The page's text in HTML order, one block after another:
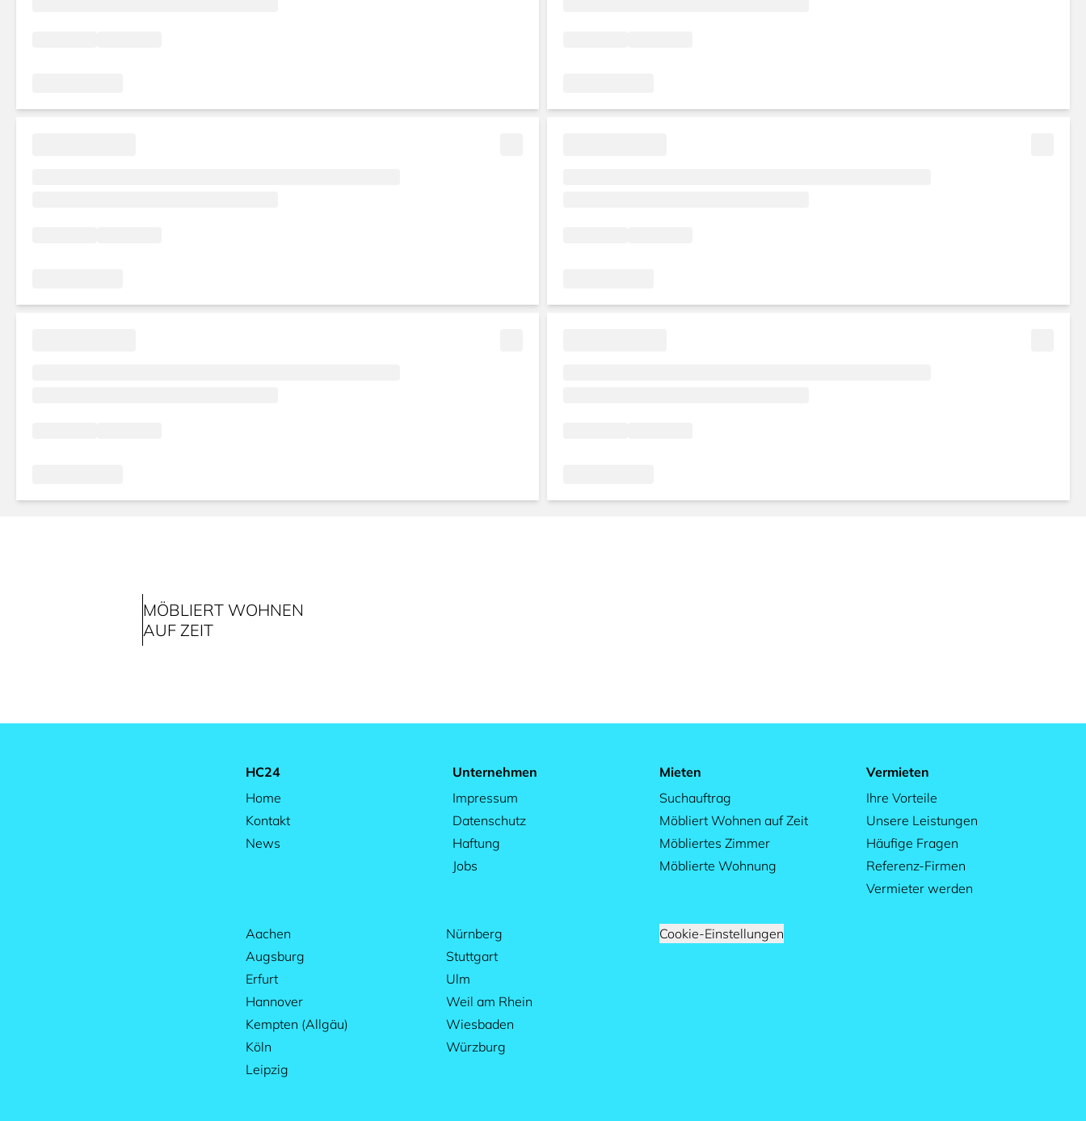
MÖBLIERT WOHNEN
AUF ZEIT
HC24
Home
Kontakt
News
Unternehmen
Impressum
Datenschutz
Haftung
Jobs
Mieten
Suchauftrag
Möbliert Wohnen auf Zeit
Möbliertes Zimmer
Möblierte Wohnung
Vermieten
Ihre Vorteile
Unsere Leistungen
Häufige Fragen
Referenz-Firmen
Vermieter werden
Aachen
Augsburg
Erfurt
Hannover
Kempten (Allgäu)
Köln
Leipzig
Nürnberg
Stuttgart
Ulm
Weil am Rhein
Wiesbaden
Würzburg
Cookie-Einstellungen